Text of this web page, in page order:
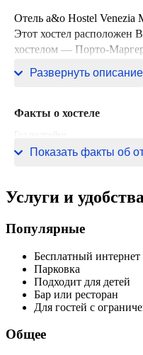
Отель a&o Hostel Venezia
Этот хостел расположен
хостелом — Порто-
Развернуть описание
Факты о хостеле
Год постройки
2017 годПоказать факты об
Услуги и удобства
Популярные
Бесплатный интернет
Парковка
Подходит для детей
Бар или ресторан
Для гостей с
Общее